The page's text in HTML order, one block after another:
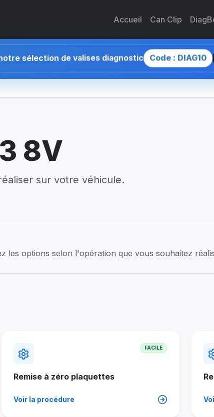
Accueil Can Clip
sélection de valises diagnostic Code : DIAG10
8V
sur votre véhicule.
les options selon l'opération que vous souhaitez
FACILE
Remise à zéro plaquettes
Voir la procédure